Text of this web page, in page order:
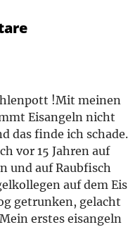
!Mit meinen
Eisangeln nicht
das finde ich schade.
vor 15 Jahren auf
und auf Raubfisch
auf dem Eis
getrunken, gelacht
erstes eisangeln